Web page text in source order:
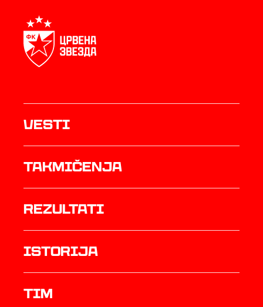
Vesti
Takmičenja
rezultati
istorija
TIM